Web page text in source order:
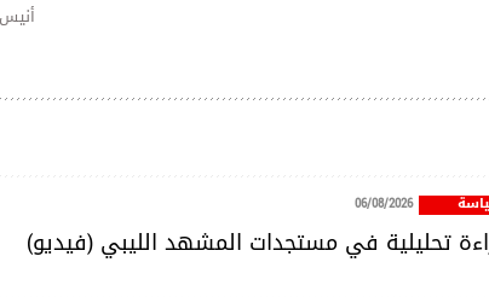
06/08/2026
تحليلية في مستجدات المشهد الليبي (فيديو)